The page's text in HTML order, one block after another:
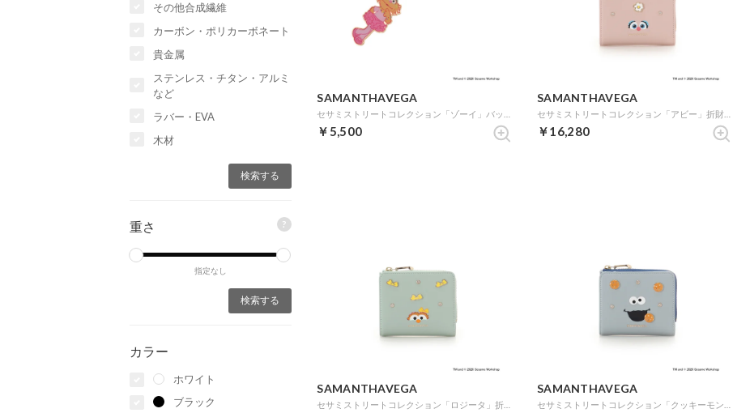
その他合成繊維
カーボン・ポリカーボネート
貴金属
ステンレス・チタン・アルミ
など
ラバー・EVA
木材
重さ ?
指定なし
カラー
ホワイト
ブラック
SAMANTHAVEGA
￥5,500
SAMANTHAVEGA
￥16,280
SAMANTHAVEGA SAMANTHAVEGA